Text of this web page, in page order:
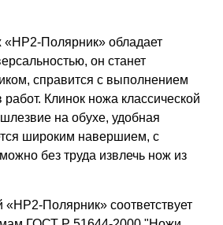
«НР2-Полярник» обладает
он станет
справится с выполнением
Клинок ножа классической
на обухе, удобная
широким навершием, с
без труда извлечь нож из
Полярник» соответствует